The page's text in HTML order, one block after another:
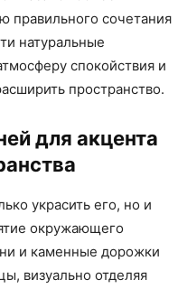
сочетания
натуральные
спокойствия и
пространство.
для акцента
украсить его, но и
окружающего
и каменные дорожки
визуально отделяя